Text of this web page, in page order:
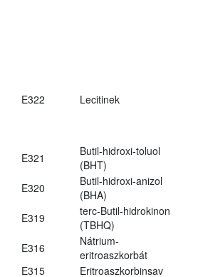
E322 Lecitinek
E321
Butil-hidroxi-toluol
(BHT)
E320
Butil-hidroxi-anizol
(BHA)
E319
terc-Butil-hidrokinon
(TBHQ)
E316
Nátrium-
eritroaszkorbát
E315
Eritroaszkorbinsav